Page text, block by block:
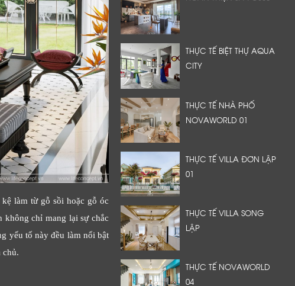
làm từ gỗ sồi hoặc gỗ óc
chỉ mang lại sự chắc
yếu tố này đều làm nổi bật
chủ.
THỰC TẾ BIỆT THỰ AQUA
CITY
THỰC TẾ NHÀ PHỐ
NOVAWORLD 01
THỰC TẾ VILLA ĐƠN LẬP
01
THỰC TẾ VILLA SONG
LẬP
THỰC TẾ NOVAWORLD
04